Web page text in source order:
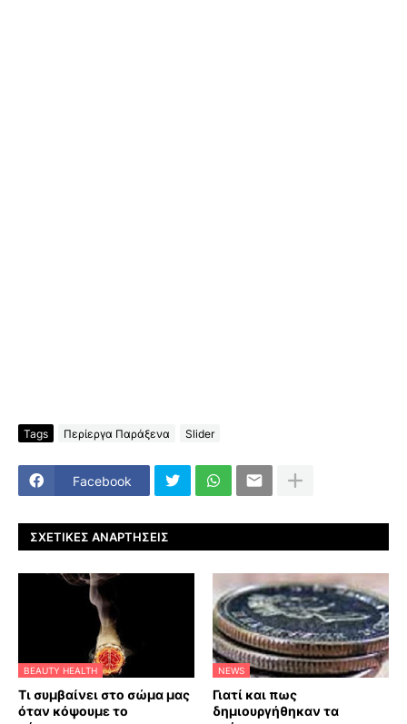
Tags Περίεργα Παράξενα Slider
Facebook
ΣΧΕΤΙΚΈΣ ΑΝΑΡΤΉΣΕΙΣ
BEAUTY HEALTH
Τι συμβαίνει στο σώμα μας
όταν κόψουμε το
NEWS
Γιατί και πως
δημιουργήθηκαν τα